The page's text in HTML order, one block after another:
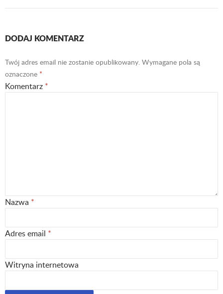
DODAJ KOMENTARZ
Twój adres email nie zostanie opublikowany. Wymagane pola są
oznaczone *
Komentarz *
Nazwa *
Adres email *
Witryna internetowa